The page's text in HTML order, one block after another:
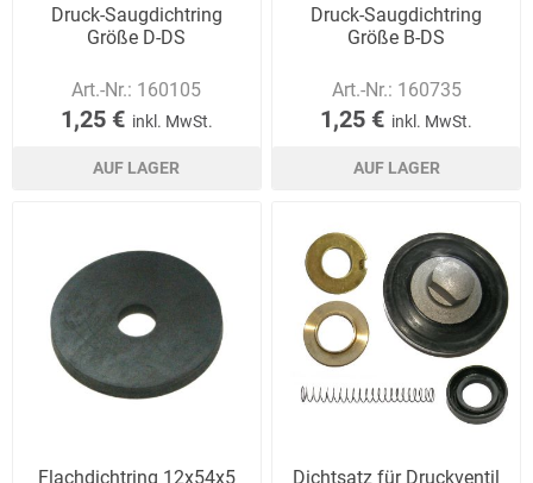
Druck-Saugdichtring
Größe D-DS
Art.-Nr.: 160105
1,25 € inkl. MwSt.
AUF LAGER
Druck-Saugdichtring
Größe B-DS
Art.-Nr.: 160735
1,25 € inkl. MwSt.
AUF LAGER
Flachdichtring 12x54x5
Dichtsatz für Druckventil